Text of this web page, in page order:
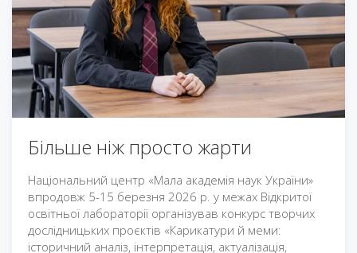
Більше ніж просто жарти
Національний центр «Мала академія наук України»
впродовж 5-15 березня 2026 р. у межах Відкритої
освітньої лабораторії організував конкурс творчих
дослідницьких проєктів «Карикатури й меми:
історичний аналіз, інтерпретація, актуалізація,